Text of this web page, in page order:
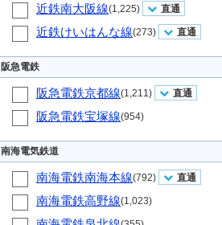
近鉄南大阪線(1,225) 直通
近鉄けいはんな線(273) 直通
阪急電鉄
阪急電鉄京都線(1,211) 直通
阪急電鉄宝塚線(954)
南海電気鉄道
南海電鉄南海本線(792) 直通
南海電鉄高野線(1,023)